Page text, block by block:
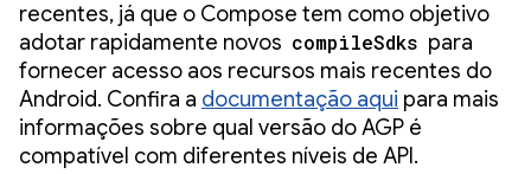
recentes, já que o Compose tem como objetivo
adotar rapidamente novos compileSdks para
fornecer acesso aos recursos mais recentes do
Android. Confira a documentação aqui para mais
informações sobre qual versão do AGP é
compatível com diferentes níveis de API.